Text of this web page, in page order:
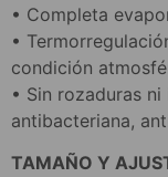
• Completa
•
condición
• Sin rozaduras
antibacteriana,
TAMAÑO Y